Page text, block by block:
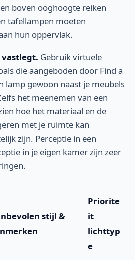
boven ooghoogte reiken
tafellampen moeten
hun oppervlak.
vastlegt. Gebruik virtuele
die aangeboden door Find a
lamp gewoon naast je meubels
het meenemen van een
hoe het materiaal en de
met je ruimte kan
zijn. Perceptie in een
in je eigen kamer zijn zeer
stijl &
Priorite
it
lichttyp
e